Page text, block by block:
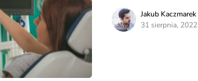
Jakub Kaczmarek
31 sierpnia, 2022